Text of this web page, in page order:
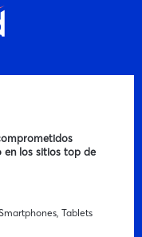
en los sitios top de
Tablets